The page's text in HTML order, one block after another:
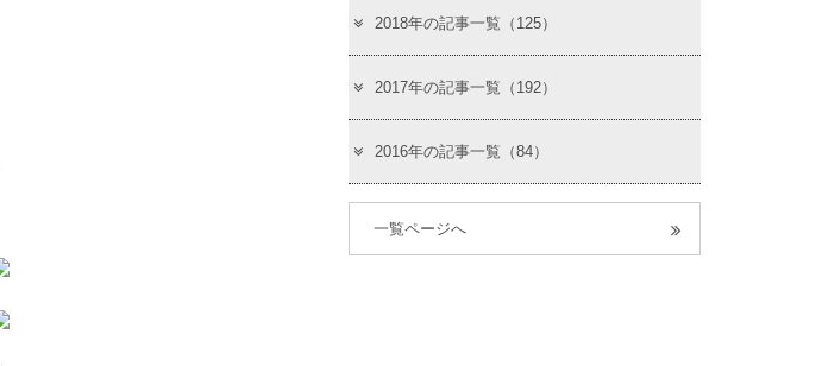
2018年の記事一覧（125）
2017年の記事一覧（192）
2016年の記事一覧（84）
一覧ページへ